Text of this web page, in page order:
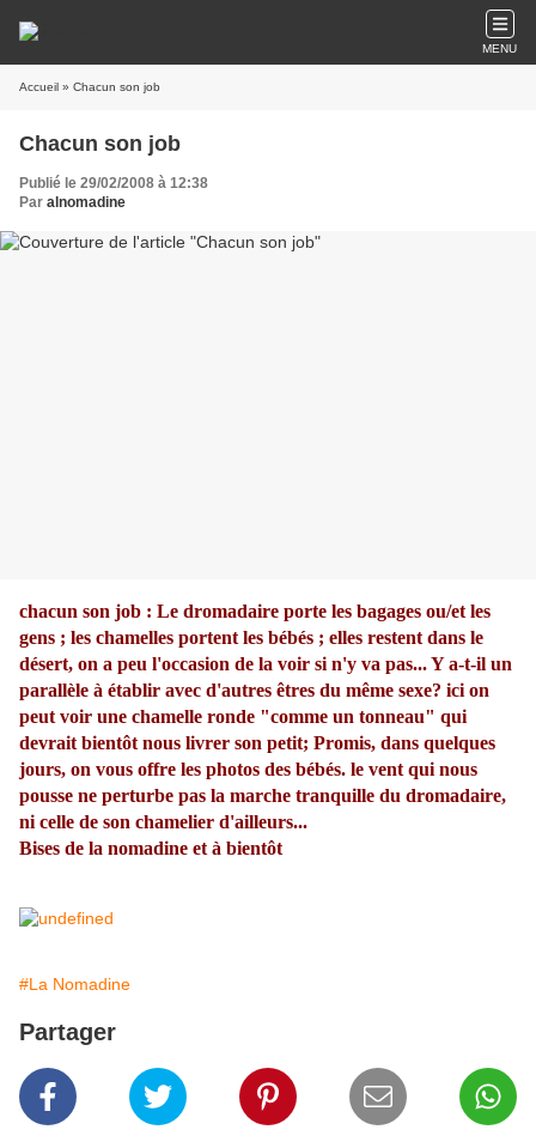
MENU
Accueil » Chacun son job
Chacun son job
Publié le 29/02/2008 à 12:38
Par alnomadine
chacun son job : Le dromadaire porte les bagages ou/et les
gens ; les chamelles portent les bébés ; elles restent dans le
désert, on a peu l'occasion de la voir si n'y va pas... Y a-t-il un
parallèle à établir avec d'autres êtres du même sexe? ici on
peut voir une chamelle ronde "comme un tonneau" qui
devrait bientôt nous livrer son petit; Promis, dans quelques
jours, on vous offre les photos des bébés. le vent qui nous
pousse ne perturbe pas la marche tranquille du dromadaire,
ni celle de son chamelier d'ailleurs...
Bises de la nomadine et à bientôt
#La Nomadine
Partager